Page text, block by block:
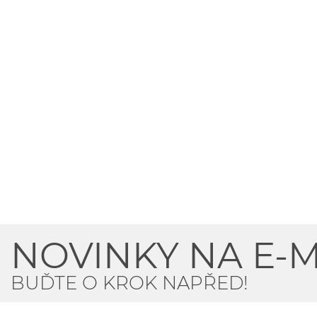
NOVINKY NA E-
BUĎTE O KROK NAPŘED!